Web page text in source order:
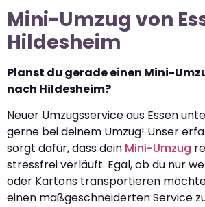
Mini-Umzug von
Hildesheim
Planst du gerade einen Mini-
nach Hildesheim?
Neuer Umzugsservice aus Essen
gerne bei deinem Umzug! Unser
sorgt dafür, dass dein Mini-Umzug
stressfrei verläuft. Egal, ob du nur
oder Kartons transportieren
einen maßgeschneiderten Service